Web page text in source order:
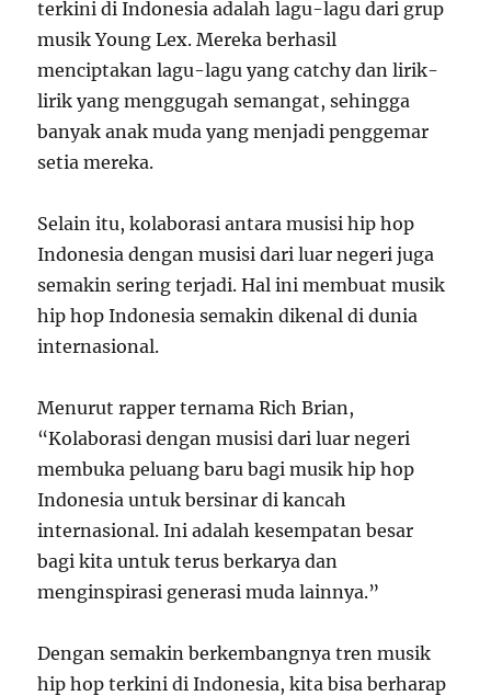
terkini di Indonesia adalah lagu-lagu dari grup
musik Young Lex. Mereka berhasil
menciptakan lagu-lagu yang catchy dan lirik-
lirik yang menggugah semangat, sehingga
banyak anak muda yang menjadi penggemar
setia mereka.
Selain itu, kolaborasi antara musisi hip hop
Indonesia dengan musisi dari luar negeri juga
semakin sering terjadi. Hal ini membuat musik
hip hop Indonesia semakin dikenal di dunia
internasional.
Menurut rapper ternama Rich Brian,
“Kolaborasi dengan musisi dari luar negeri
membuka peluang baru bagi musik hip hop
Indonesia untuk bersinar di kancah
internasional. Ini adalah kesempatan besar
bagi kita untuk terus berkarya dan
menginspirasi generasi muda lainnya.”
Dengan semakin berkembangnya tren musik
hip hop terkini di Indonesia, kita bisa berharap